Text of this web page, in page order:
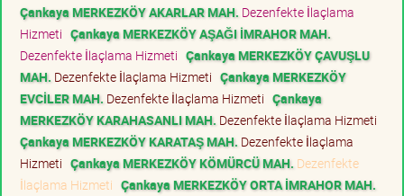
Çankaya MERKEZKÖY AKARLAR MAH. Dezenfekte İlaçlama
Hizmeti Çankaya MERKEZKÖY AŞAĞI İMRAHOR MAH.
Dezenfekte İlaçlama Hizmeti Çankaya MERKEZKÖY ÇAVUŞLU
MAH. Dezenfekte İlaçlama Hizmeti Çankaya MERKEZKÖY
EVCİLER MAH. Dezenfekte İlaçlama Hizmeti Çankaya
MERKEZKÖY KARAHASANLI MAH. Dezenfekte İlaçlama Hizmeti
Çankaya MERKEZKÖY KARATAŞ MAH. Dezenfekte İlaçlama
Hizmeti Çankaya MERKEZKÖY KÖMÜRCÜ MAH. Dezenfekte
İlaçlama Hizmeti Çankaya MERKEZKÖY ORTA İMRAHOR MAH.